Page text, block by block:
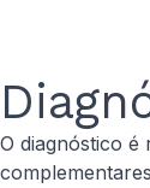
O diagnóstico é